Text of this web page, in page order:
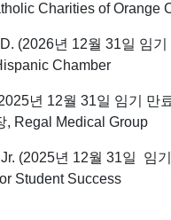
Charities of Orange
(2026년 12월 31일 임기
Chamber
년 12월 31일 임기 만
, Regal Medical Group
(2025년 12월 31일 임
Student Success